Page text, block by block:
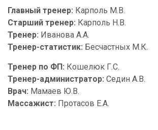
Главный тренер: Карполь М.В.
Старший тренер: Карполь Н.В.
Тренер: Иванова А.А.
Тренер-статистик: Бесчастных М.К.
Тренер по ФП: Кошелюк Г.С.
Тренер-администратор: Седин А.В.
Врач: Мамаев Ю.В.
Массажист: Протасов Е.А.